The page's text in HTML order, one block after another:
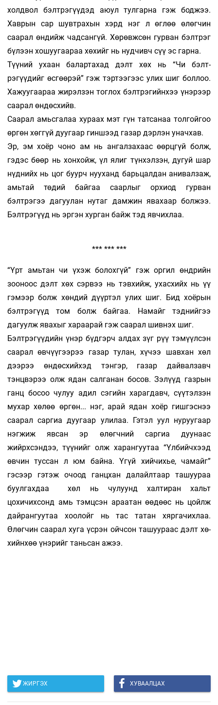
холдвол бэлтрэгүүдэд аюул тулгарна гэж боджээ.
Хаврын сар шувтрахын хэрд нэг л өглөө өлөгчин
саарал өндийж чад­сангүй. Хөрөвжсөн гурван бэлтрэг
бүлээн хо­шуу­гаараа хөхийг нь нудчивч сүү эс гарна.
Түүний ухаан балартахад дэлт хөх нь “Чи бэлт­
рэгүүдийг өсгөөрэй” гэж тэртээгээс улих шиг боллоо.
Хажуугаараа жирэлзэн тоглох бэлт­рэгийнхээ үнэрээр
саарал өндөсхийв.
Саарал амьсгалаа хураах мэт гүн татсанаа толгойгоо
өргөн хөггүй дуугаар гиншээд газар дэрлэн уначхав.
Эр, эм хоёр чоно ам нь ангалзахаас өөрцгүй болж,
гэдэс бөөр нь хонхойж, үл ялиг түнхэлзэн, дугуй шар
нүднийх нь цог буурч нууханд барь­цалдан анивалзаж,
амьтай төдий байгаа саар­лыг орхиод гурван
бэлтрэгээ дагуулан нутаг дам­жин явахаар болжээ.
Бэлтрэгүүд нь эргэн хур­ган байж тэд явчихлаа.
*** *** ***
“Үрт амьтан чи үхэж болохгүй” гэж оргил өндрийн
зооноос дэлт хөх сэрвээ нь тэвхийж, ухасхийх нь үү
гэмээр болж хөндий дүүртэл улих шиг. Бид хоёрын
бэлтрэгүүд том болж байгаа. Намайг тэднийгээ
дагуулж явахыг ха­раарай гэж саарал шивнэх шиг.
Бэлтрэгүүдийн үнэр бүдгэрч алдах зүг рүү тэмүүлсэн
саарал өвчүүгээрээ газар тулан, хүчээ шавхан хөл
дээрээ өндөсхийхэд тэнгэр, газар дайвалзавч
тэнцвэрээ олж ядан салганан босов. Зэлүүд газрын
ганц босоо чулуу адил сэгийн харагдавч, сүүтэлзэн
мухар хөлөө өргөн... нэг, арай ядан хоёр гишгэснээ
саарал саргиа дуугаар улилаа. Гэтэл уул нуруугаар
нэгжиж явсан эр өлөгчний саргиа дуунаас
жийрхсэндээ, түүнийг олж харангуутаа “Үлбийчхээд
өвчин туссан л юм байна. Үгүй хийчихье, чамайг”
гэсээр гэтэж очоод ганцхан далайлтаар ташуураа
буулгахдаа хөл нь чулуунд халтиран хальт
цохичихсонд амь тэмцсэн араатан өөдөөс нь цойлж
дайрангуутаа хоолойг нь тас татан хяргачихлаа.
Өлөгчин саарал хуга үсрэн ойчсон ташуураас дэлт хө­
хийнхөө үнэрийг таньсан ажээ.
ЖИРГЭХ ХУВААЛЦАХ